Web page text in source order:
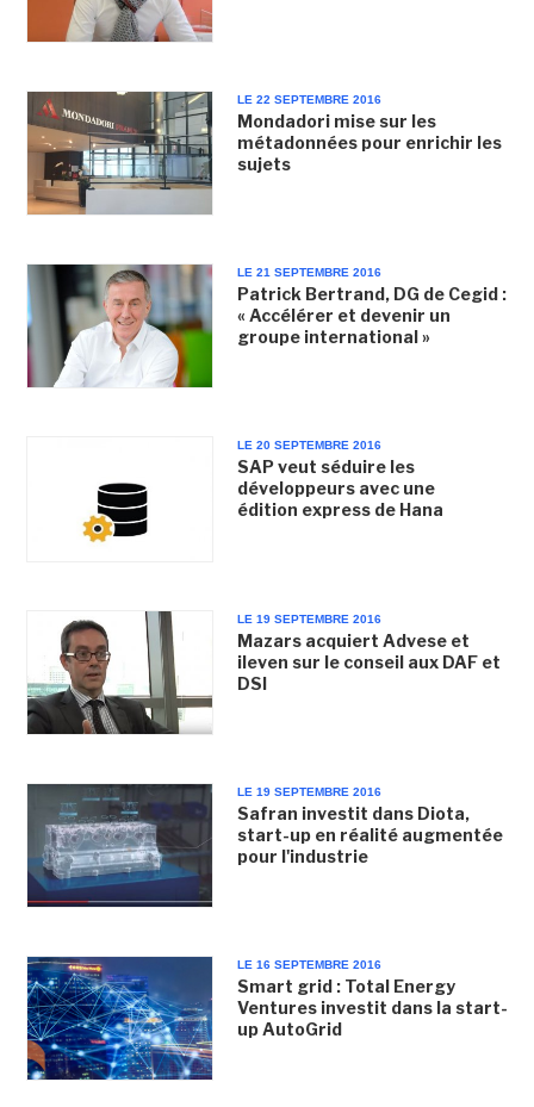
LE 22 SEPTEMBRE 2016
Mondadori mise sur les
métadonnées pour enrichir les
sujets
LE 21 SEPTEMBRE 2016
Patrick Bertrand, DG de Cegid :
« Accélérer et devenir un
groupe international »
LE 20 SEPTEMBRE 2016
SAP veut séduire les
développeurs avec une
édition express de Hana
LE 19 SEPTEMBRE 2016
Mazars acquiert Advese et
ileven sur le conseil aux DAF et
DSI
LE 19 SEPTEMBRE 2016
Safran investit dans Diota,
start-up en réalité augmentée
pour l'industrie
LE 16 SEPTEMBRE 2016
Smart grid : Total Energy
Ventures investit dans la start-
up AutoGrid